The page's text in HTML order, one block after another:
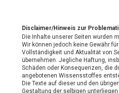
Disclaimer/Hinweis zur
Die Inhalte unserer Seiten wurden
Wir können jedoch keine Gewähr
Vollständigkeit und Aktualität von
übernehmen. Jegliche Haftung,
Schäden oder Konsequenzen, die
angebotenen Wissensstoffes
Die Texte auf dieser und den
Gestaltung der selbigen